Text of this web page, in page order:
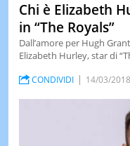
Chi è Elizabeth
in “The Royals”
Dall’amore per Hugh
Elizabeth Hurley, star di
CONDIVIDI 14/03/2018